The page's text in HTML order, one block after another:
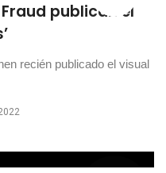
publican el
recién publicado el visual